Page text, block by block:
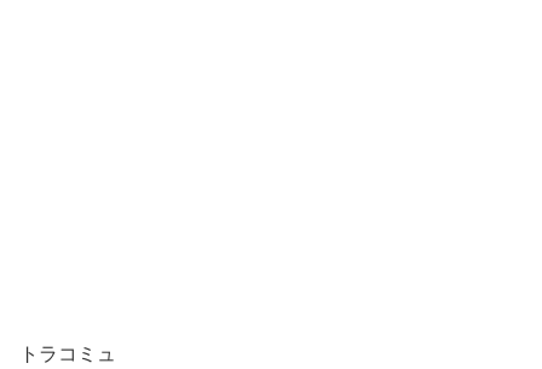
トラコミュ